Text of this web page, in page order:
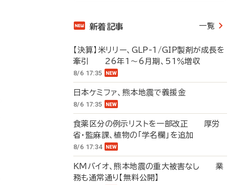
新着記事 一覧
【決算】米リリー、GLP-1/GIP製剤が成長を
牽引 26年1～6月期、51％増収
8/6 17:35
日本ケミファ、熊本地震で義援金
8/6 17:35
食薬区分の例示リストを一部改正 厚労
省・監麻課、植物の「学名欄」を追加
8/6 17:34
KMバイオ、熊本地震の重大被害なし 業
務も通常通り【無料公開】